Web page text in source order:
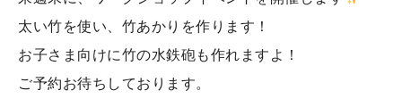
太い竹を使い、竹あかりを作ります！
お子さま向けに竹の水鉄砲も作れますよ！
ご予約お待ちしております。